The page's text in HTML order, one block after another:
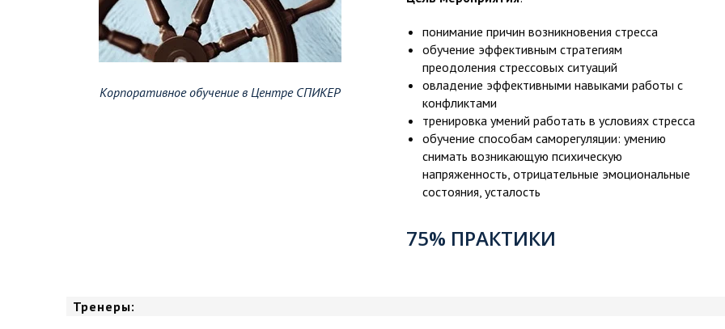
Корпоративное обучение в Центре СПИКЕР
понимание причин возникновения стресса
обучение эффективным стратегиям
преодоления стрессовых ситуаций
овладение эффективными навыками работы с
конфликтами
тренировка умений работать в условиях стресса
обучение способам саморегуляции: умению
снимать возникающую психическую
напряженность, отрицательные эмоциональные
состояния, усталость
75% ПРАКТИКИ
Тренеры: